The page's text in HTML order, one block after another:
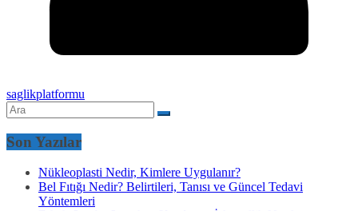
saglikplatformu
Son Yazılar
Nükleoplasti Nedir, Kimlere Uygulanır?
Bel Fıtığı Nedir? Belirtileri, Tanısı ve Güncel Tedavi
Yöntemleri